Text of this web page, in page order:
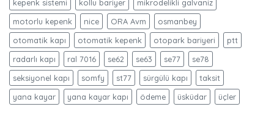
kepenk sistemi
kollu bariyer
mikrodelikli galvaniz
motorlu kepenk
nice ORA Avm
osmanbey
otomatik kapı
otomatik kepenk otopark bariyeri
ptt
radarlı kapı
ral 7016 se62 se63 se77
se78
seksiyonel kapı
somfy st77 sürgülü kapı
taksit
yana kayar
yana kayar kapı ödeme üsküdar üçler